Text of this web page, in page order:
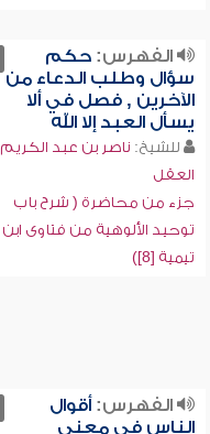
الفهرس:حكم
سؤال وطلب الدعاء من
الآخرين , فصل في ألا
يسأل العبد إلا الله
للشيخ: ناصر بن عبد الكريم
العقل
جزء من محاضرة ( شرح باب
توحيد الألوهية من فتاوى ابن
تيمية [8])
الفهرس:أقوال
الناس في معنى